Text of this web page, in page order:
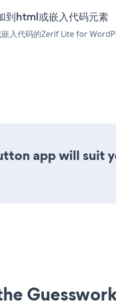
html或嵌入代码元素
入代码的Zerif Lite for
app will suit